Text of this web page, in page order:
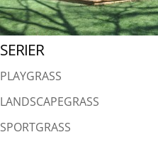
SERIER
PLAYGRASS
LANDSCAPEGRASS
SPORTGRASS